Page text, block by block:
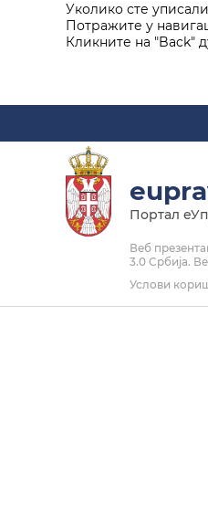
Уколико сте
Потражите у
Кликните на "Back"
Портал
Веб
3.0 Србија.
Услови
LinkedinInstagramFacebookTwitter